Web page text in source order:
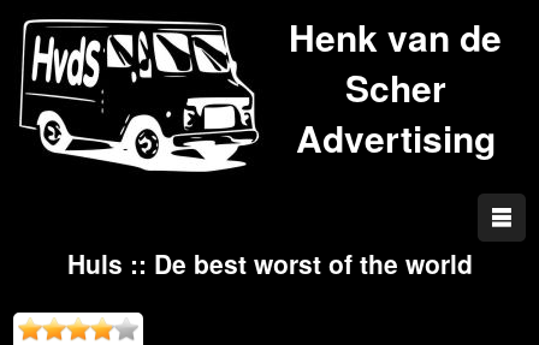
Henk van de
Scher
Advertising
Huls :: De best worst of the world